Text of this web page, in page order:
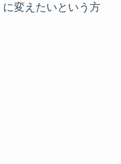
変えたいという方